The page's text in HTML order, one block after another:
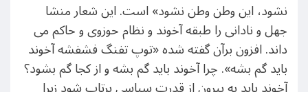
نشود، این وطن وطن نشود» است. این شعار منشا
جهل و نادانی را طبقه آخوند و نظام حوزوی و حاکم می
داند. افزون برآن گفته شده «توپ تفنگ فشفشه آخوند
باید گم بشه». چرا آخوند باید گم بشه و از کجا گم بشود؟